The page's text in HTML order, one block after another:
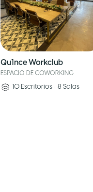
Qu1nce Workclub
ESPACIO DE COWORKING
10 Escritorios• 8 Salas